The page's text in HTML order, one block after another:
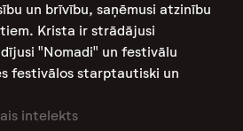
un brīvību, saņēmusi atzinību
Krista ir strādājusi
"Nomadi" un festivālu
festivālos starptautiski un
intelekts